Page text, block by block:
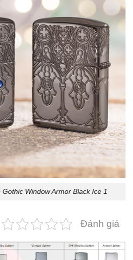
Window Armor Black Ice 1
Đánh giá